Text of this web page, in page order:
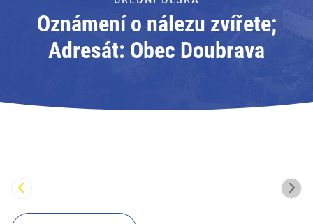
PRO OBČANY
Formuláře ke stažení
PRO TURISTY
Oznámení o nálezu zvířete;
Adresát: Obec Doubrava